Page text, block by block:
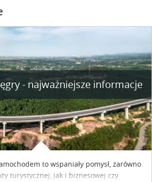
- najważniejsze informacje
to wspaniały pomysł, zarówno
turystycznej, jak i biznesowej czy